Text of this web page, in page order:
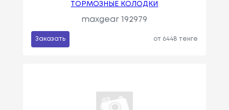
ТОРМОЗНЫЕ КОЛОДКИ
maxgear 192979
Заказать от 6448 тенге